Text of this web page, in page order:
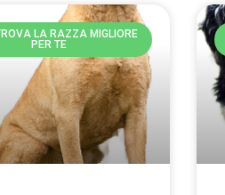
LA RAZZA MIGLIORE
PER TE